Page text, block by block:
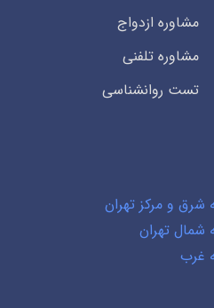
مشاوره ازدواج
مشاوره تلفنی
تست روانشناسی
شرق و مرکز تهران
شمال تهران
غرب